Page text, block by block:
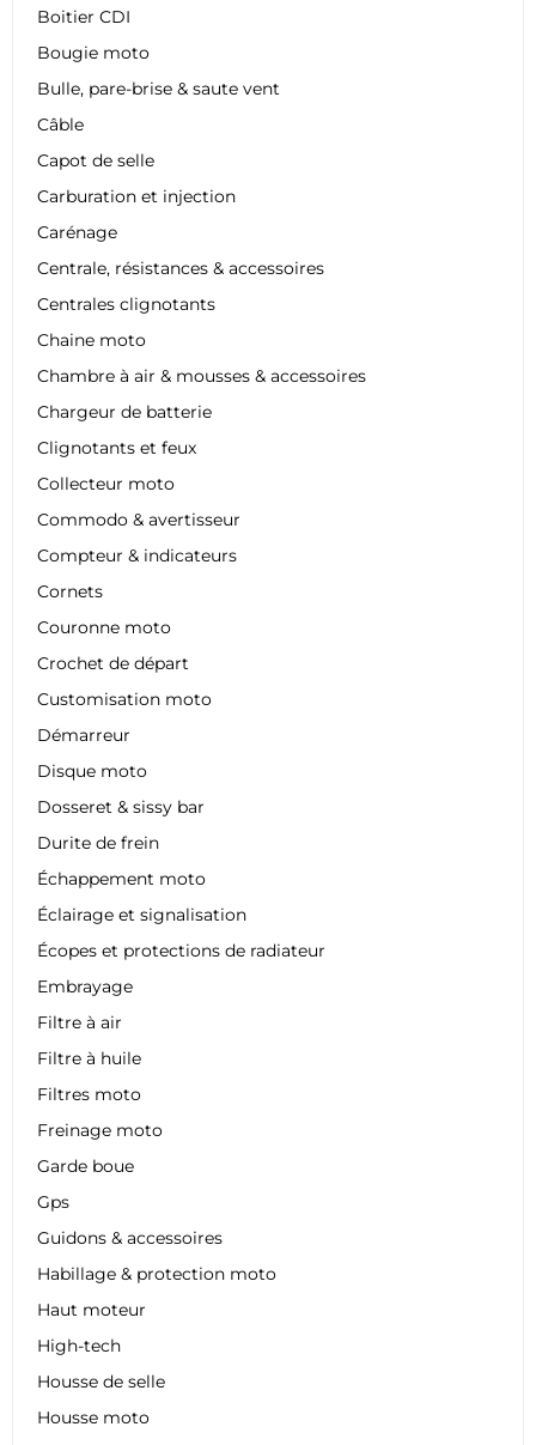
Boitier CDI
Bougie moto
Bulle, pare-brise & saute vent
Câble
Capot de selle
Carburation et injection
Carénage
Centrale, résistances & accessoires
Centrales clignotants
Chaine moto
Chambre à air & mousses & accessoires
Chargeur de batterie
Clignotants et feux
Collecteur moto
Commodo & avertisseur
Compteur & indicateurs
Cornets
Couronne moto
Crochet de départ
Customisation moto
Démarreur
Disque moto
Dosseret & sissy bar
Durite de frein
Échappement moto
Éclairage et signalisation
Écopes et protections de radiateur
Embrayage
Filtre à air
Filtre à huile
Filtres moto
Freinage moto
Garde boue
Gps
Guidons & accessoires
Habillage & protection moto
Haut moteur
High-tech
Housse de selle
Housse moto